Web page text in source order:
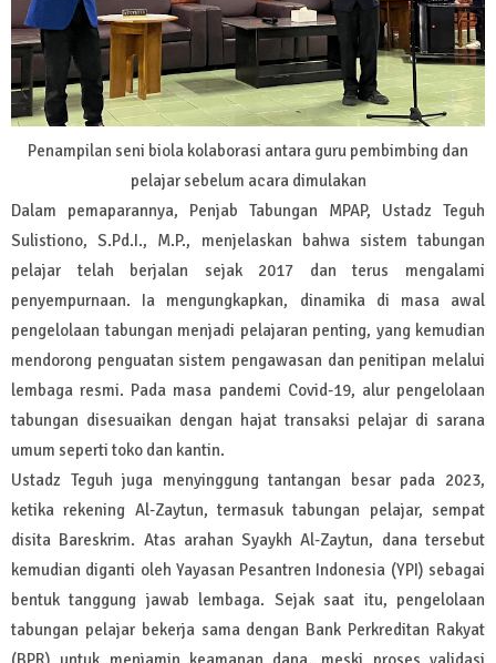
Penampilan seni biola kolaborasi antara guru pembimbing dan
pelajar sebelum acara dimulakan
Dalam pemaparannya, Penjab Tabungan MPAP, Ustadz Teguh
Sulistiono, S.Pd.I., M.P., menjelaskan bahwa sistem tabungan
pelajar telah berjalan sejak 2017 dan terus mengalami
penyempurnaan. Ia mengungkapkan, dinamika di masa awal
pengelolaan tabungan menjadi pelajaran penting, yang kemudian
mendorong penguatan sistem pengawasan dan penitipan melalui
lembaga resmi. Pada masa pandemi Covid-19, alur pengelolaan
tabungan disesuaikan dengan hajat transaksi pelajar di sarana
umum seperti toko dan kantin.
Ustadz Teguh juga menyinggung tantangan besar pada 2023,
ketika rekening Al-Zaytun, termasuk tabungan pelajar, sempat
disita Bareskrim. Atas arahan Syaykh Al-Zaytun, dana tersebut
kemudian diganti oleh Yayasan Pesantren Indonesia (YPI) sebagai
bentuk tanggung jawab lembaga. Sejak saat itu, pengelolaan
tabungan pelajar bekerja sama dengan Bank Perkreditan Rakyat